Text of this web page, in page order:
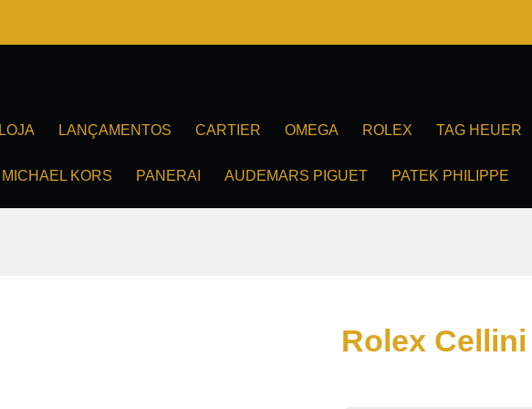
LOJA LANÇAMENTOS CARTIER OMEGA ROLEX TAG HEUER
MICHAEL KORS PANERAI AUDEMARS PIGUET PATEK PHILIPPE
Rolex Cellini